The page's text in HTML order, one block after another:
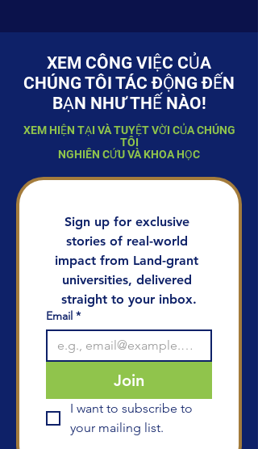
XEM CÔNG VIỆC CỦA
CHÚNG TÔI TÁC ĐỘNG ĐẾN
BẠN NHƯ THẾ NÀO!
XEM HIỆN TẠI VÀ TUYỆT VỜI CỦA CHÚNG
TÔI
NGHIÊN CỨU VÀ KHOA HỌC
Sign up for exclusive
stories of real-world
impact from Land-grant
universities, delivered
straight to your inbox.
Email *
Join
I want to subscribe to
your mailing list.